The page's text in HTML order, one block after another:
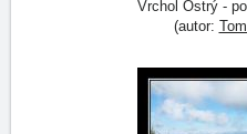
Vrchol Ostrý -
(autor: